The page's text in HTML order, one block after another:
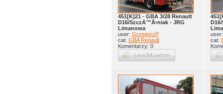
451[K]21 - GBA 3/28 Renault
D16/SzczÄ™Å›niak - JRG
Limanowa
user: GrzegorzP
cat: GBA Renault
Komentarzy: 0
cat: